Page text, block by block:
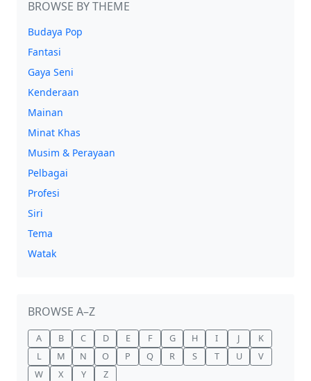
BROWSE BY THEME
Budaya Pop
Fantasi
Gaya Seni
Kenderaan
Mainan
Minat Khas
Musim & Perayaan
Pelbagai
Profesi
Siri
Tema
Watak
BROWSE A–Z
A B C D E F G H I J
K
L
M N O P Q R S T U
V
W
X Y Z